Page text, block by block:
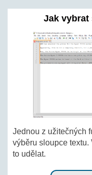
Jak vybrat
Jednou z užitečných
výběru sloupce
to udělat.